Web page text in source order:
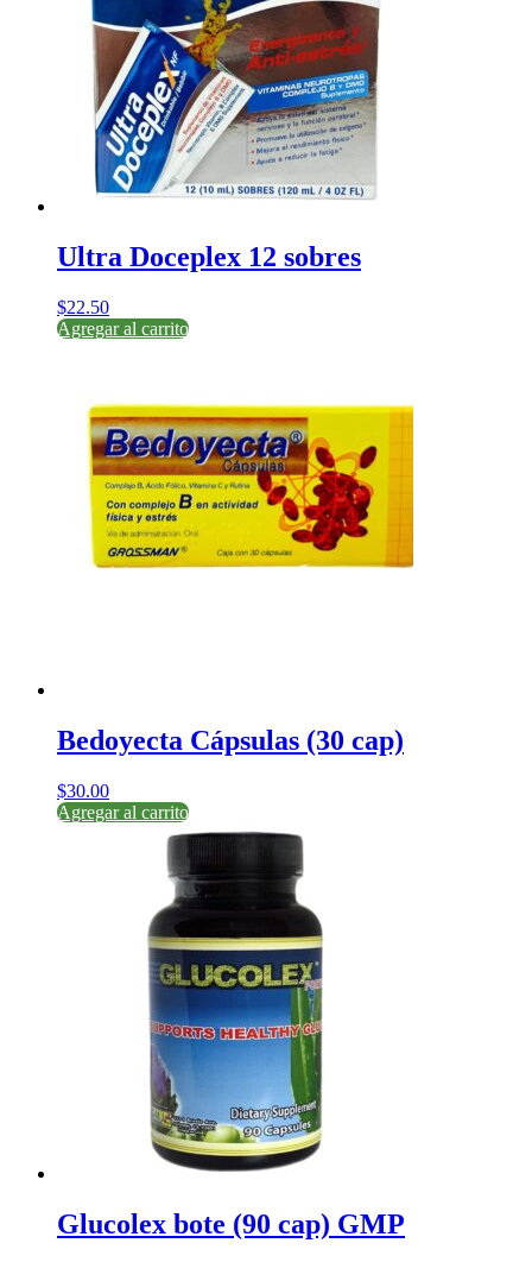
Ultra Doceplex 12 sobres
$22.50
Agregar al carrito
Bedoyecta Cápsulas (30 cap)
$30.00
Agregar al carrito
Glucolex bote (90 cap) GMP